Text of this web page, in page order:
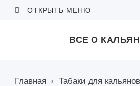
ОТКРЫТЬ МЕНЮ
ВСЕ О
Главная › Табаки для кальянов